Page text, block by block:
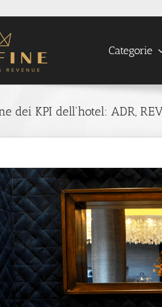
Categorie
dei KPI dell'hotel: ADR,